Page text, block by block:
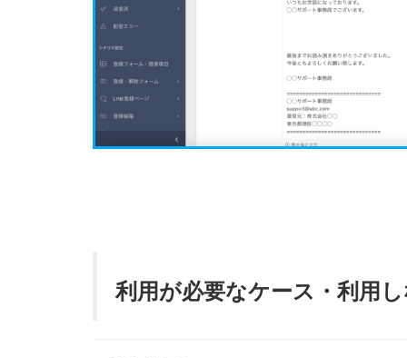
利用が必要なケース・利用